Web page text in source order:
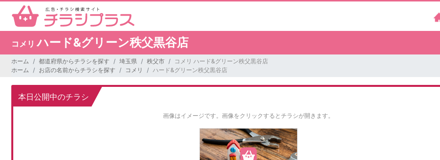
コメリハード&グリーン秩父黒谷店
ホーム 都道府県からチラシを探す 埼玉県 秩父市
コメリ ハード&グリーン秩父黒谷店
ホーム
お店の名前からチラシを探す コメリ ハード&グリーン秩父黒谷店
本日公開中のチラシ
画像はイメージです。 画像をクリックするとチラシが開きます。